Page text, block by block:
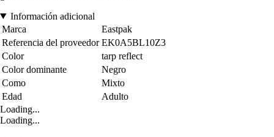
Información adicional
Marca
Eastpak
Referencia del proveedor EK0A5BL10Z3
Color
tarp reflect
Color dominante
Negro
Como
Mixto
Edad
Adulto
Loading...
Loading...